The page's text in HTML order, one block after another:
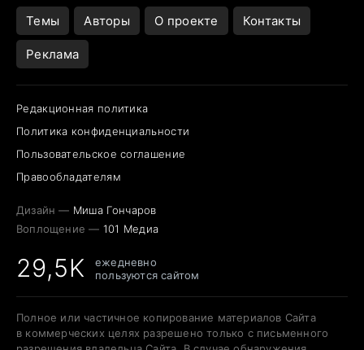
Темы Авторы О проекте Контакты
Реклама
Редакционная политика
Политика конфиденциальности
Пользовательское соглашение
Правообладателям
Дизайн — Миша Гончаров
Воплощение — 101 Медиа
29,5K
ежедневно
пользуются сайтом
Полное или частичное копирование материалов Сайта
в коммерческих целях разрешено только с письменного